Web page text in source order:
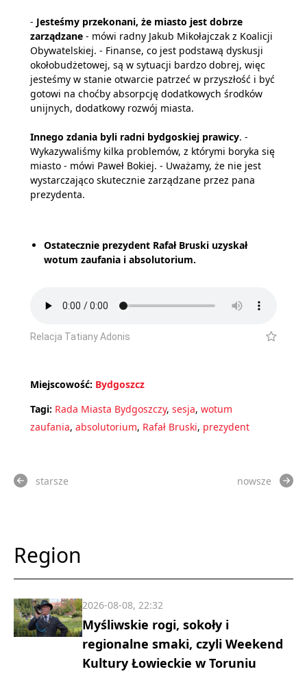
- Jesteśmy przekonani, że miasto jest dobrze
zarządzane - mówi radny Jakub Mikołajczak z Koalicji
Obywatelskiej. - Finanse, co jest podstawą dyskusji
okołobudżetowej, są w sytuacji bardzo dobrej, więc
jesteśmy w stanie otwarcie patrzeć w przyszłość i być
gotowi na choćby absorpcję dodatkowych środków
unijnych, dodatkowy rozwój miasta.
Innego zdania byli radni bydgoskiej prawicy. -
Wykazywaliśmy kilka problemów, z którymi boryka się
miasto - mówi Paweł Bokiej. - Uważamy, że nie jest
wystarczająco skutecznie zarządzane przez pana
prezydenta.
Ostatecznie prezydent Rafał Bruski uzyskał
wotum zaufania i absolutorium.
Relacja Tatiany Adonis
Miejscowość: Bydgoszcz
Tagi: Rada Miasta Bydgoszczy, sesja, wotum
zaufania, absolutorium, Rafał Bruski, prezydent
starsze nowsze
Region
Myśliwskie rogi, sokoły i
regionalne smaki, czyli Weekend
Kultury Łowieckie w Toruniu
2026-08-08, 22:32